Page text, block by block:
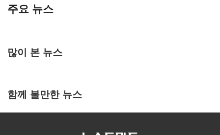
주요 뉴스
많이 본 뉴스
함께 볼만한 뉴스